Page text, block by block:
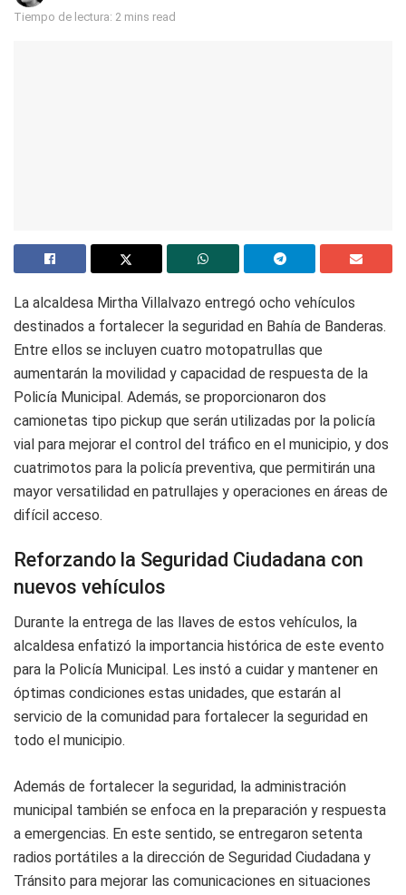
Tiempo de lectura: 2 mins read
La alcaldesa Mirtha Villalvazo entregó ocho vehículos
destinados a fortalecer la seguridad en Bahía de Banderas.
Entre ellos se incluyen cuatro motopatrullas que
aumentarán la movilidad y capacidad de respuesta de la
Policía Municipal. Además, se proporcionaron dos
camionetas tipo pickup que serán utilizadas por la policía
vial para mejorar el control del tráfico en el municipio, y dos
cuatrimotos para la policía preventiva, que permitirán una
mayor versatilidad en patrullajes y operaciones en áreas de
difícil acceso.
Reforzando la Seguridad Ciudadana con
nuevos vehículos
Durante la entrega de las llaves de estos vehículos, la
alcaldesa enfatizó la importancia histórica de este evento
para la Policía Municipal. Les instó a cuidar y mantener en
óptimas condiciones estas unidades, que estarán al
servicio de la comunidad para fortalecer la seguridad en
todo el municipio.
Además de fortalecer la seguridad, la administración
municipal también se enfoca en la preparación y respuesta
a emergencias. En este sentido, se entregaron setenta
radios portátiles a la dirección de Seguridad Ciudadana y
Tránsito para mejorar las comunicaciones en situaciones